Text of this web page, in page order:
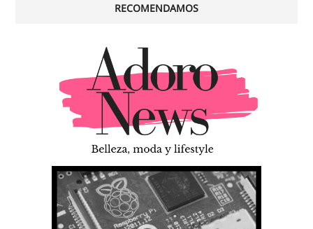
RECOMENDAMOS